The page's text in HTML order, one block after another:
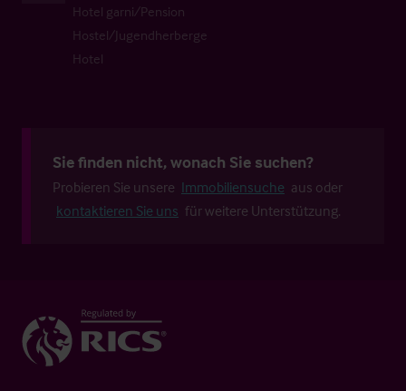
Hotel garni/Pension
Hostel/Jugendherberge
Hotel
Sie finden nicht, wonach Sie suchen?
Probieren Sie unsere Immobiliensuche aus oder
kontaktieren Sie uns für weitere Unterstützung.